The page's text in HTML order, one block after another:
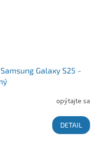
Galaxy S25 -
opýtajte sa
DETAIL